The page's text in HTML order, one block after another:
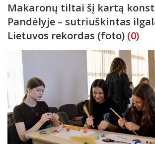
Makaronų tiltai šį kartą
Pandėlyje – sutriuškintas
Lietuvos rekordas (foto) (0)